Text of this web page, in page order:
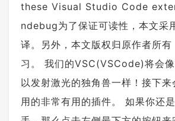
these Visual Studio Code
ndebug为了保证可读性，本文采
译。另外，本文版权归原作者所有
习。 我们的VSC(VSCode)将会
以发射激光的独角兽一样！接下来
用的非常有用的插件。 如果你还